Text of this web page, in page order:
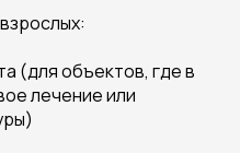
(для объектов, где в
лечение или